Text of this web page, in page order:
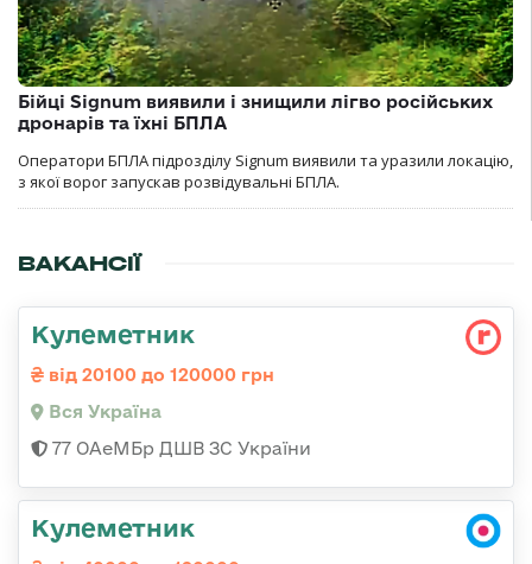
Бійці Signum виявили і знищили лігво російських
дронарів та їхні БПЛА
Оператори БПЛА підрозділу Signum виявили та уразили локацію,
з якої ворог запускав розвідувальні БПЛА.
ВАКАНСІЇ
Кулеметник
від 20100 до 120000 грн
Вся Україна
77 ОАеМБр ДШВ ЗС України
Кулеметник